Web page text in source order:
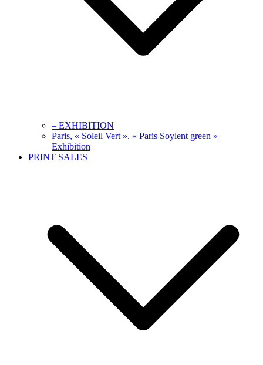
– EXHIBITION
Paris, « Soleil Vert ». « Paris Soylent green »
Exhibition
PRINT SALES